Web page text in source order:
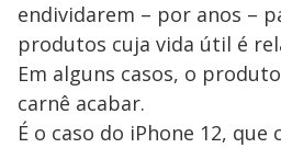
endividarem – por anos –
produtos cuja vida útil é
Em alguns casos, o
carnê acabar.
É o caso do iPhone 12, que